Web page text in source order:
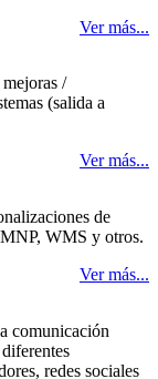
Ver más...
/
(salida a
Ver más...
de
WMS y otros.
Ver más...
comunicación
redes sociales